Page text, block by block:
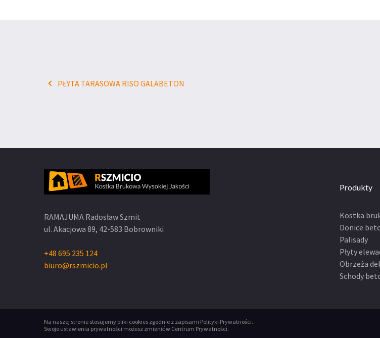
PŁYTA TARASOWA RISO GALABETON
RAMAJUMA Radosław Szmit
ul. Akacjowa 89, 42-583 Bobrowniki
+48 695 235 124
biuro@rszmicio.pl
Produkty
Kostka
Donice
Palisady
Płyty
Obrzeża
Schody
Na naszej stronie stosujemy pliki cookies zgodnie z zapisami Polityki Prywatności.
Swoje ustawienia prywatności możesz zmienić w Centrum Prywatności.